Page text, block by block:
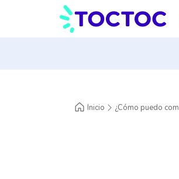
Inicio ¿Cómo puedo